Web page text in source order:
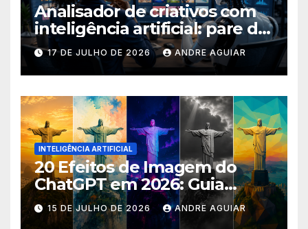
Analisador de criativos com
inteligência artificial: pare de
postar porcaria!
17 DE JULHO DE 2026 ANDRE AGUIAR
INTELIGÊNCIA ARTIFICIAL
20 Efeitos de Imagem do
ChatGPT em 2026: Guia
Completo com Prompts para
Transformar suas Fotos
15 DE JULHO DE 2026 ANDRE AGUIAR